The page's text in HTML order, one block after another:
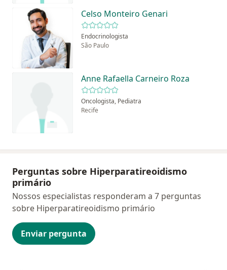
Celso Monteiro Genari
Endocrinologista
São Paulo
Anne Rafaella Carneiro Roza
Oncologista, Pediatra
Recife
Perguntas sobre Hiperparatireoidismo
primário
Enviar pergunta
Nossos especialistas responderam a 7 perguntas
sobre Hiperparatireoidismo primário